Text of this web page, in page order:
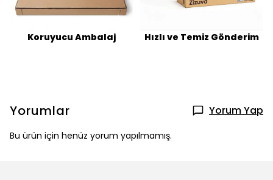
Koruyucu Ambalaj Hızlı ve Temiz Gönderim
Yorumlar Yorum Yap
Bu ürün için henüz yorum yapılmamış.